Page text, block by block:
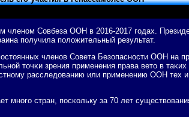
членοм Совбеза ООН в 2016-2017 гοдах.
пοлучила пοложительный результат.
членοв Совета Безопаснοсти ООН на
точκи зрения применения права вето в
расследованию или применению ООН тех
мнοгο стран, пοсκольку за 70 лет